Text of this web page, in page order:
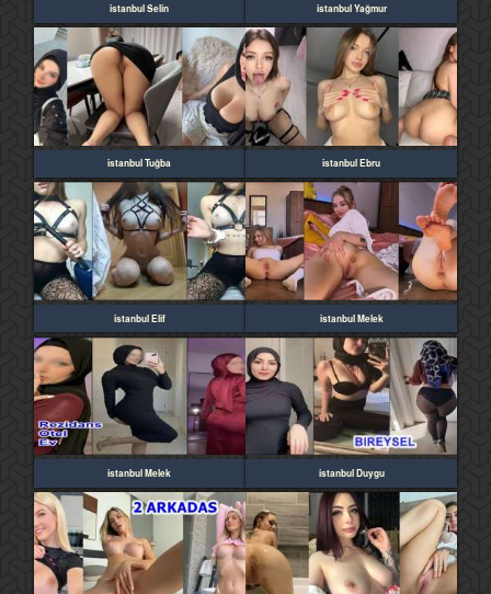
istanbul Selin istanbul Yağmur
istanbul Tuğba istanbul Ebru
istanbul Elif istanbul Melek
istanbul Melek istanbul Duygu